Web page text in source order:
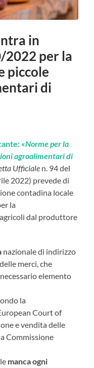
in
2022 per la
piccole
di
«Norme per la
agroalimentari di
Ufficiale n. 94 del
2022) prevede di
contadina locale
la
dal produttore
nazionale di indirizzo
merci, che
elemento
la
Court of
e vendita delle
Commissione
manca ogni